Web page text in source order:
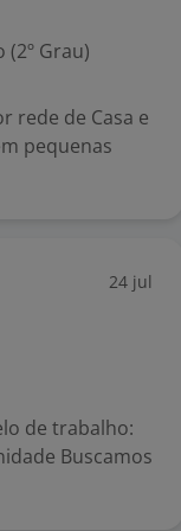
Grau)
rede de Casa e
pequenas
24 jul
de trabalho:
Buscamos